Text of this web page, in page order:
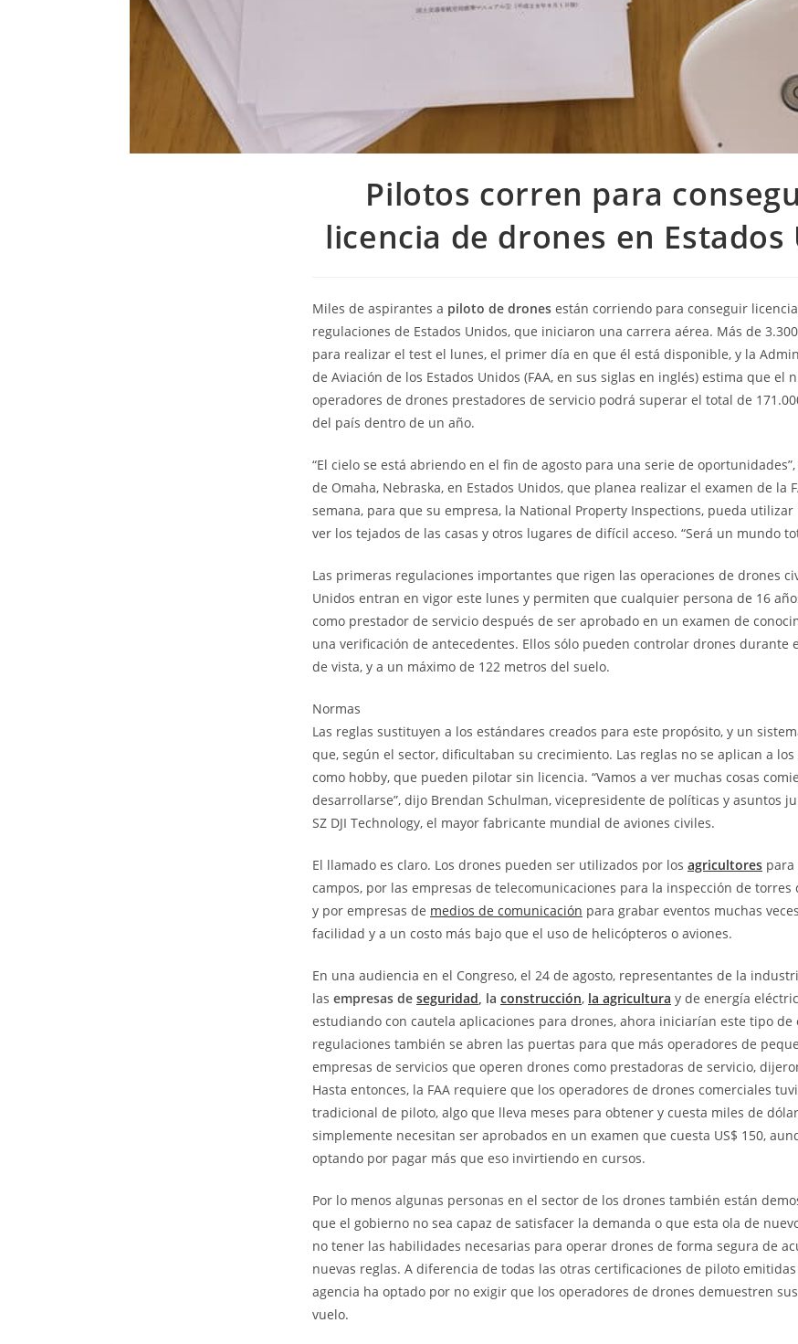
Pilotos corren para
licencia de drones en Estados
Miles de aspirantes a piloto de drones están corriendo para conseguir
regulaciones de Estados Unidos, que iniciaron una carrera aérea. Más de
para realizar el test el lunes, el primer día en que él está disponible, y la
de Aviación de los Estados Unidos (FAA, en sus siglas en inglés) estima que el
operadores de drones prestadores de servicio podrá superar el total de
del país dentro de un año.
“El cielo se está abriendo en el fin de agosto para una serie de
de Omaha, Nebraska, en Estados Unidos, que planea realizar el examen de la
semana, para que su empresa, la National Property Inspections, pueda utilizar
ver los tejados de las casas y otros lugares de difícil acceso. “Será un mundo
Las primeras regulaciones importantes que rigen las operaciones de drones
Unidos entran en vigor este lunes y permiten que cualquier persona de 16
como prestador de servicio después de ser aprobado en un examen de
una verificación de antecedentes. Ellos sólo pueden controlar drones durante
de vista, y a un máximo de 122 metros del suelo.
Normas
Las reglas sustituyen a los estándares creados para este propósito, y un
que, según el sector, dificultaban su crecimiento. Las reglas no se aplican a
como hobby, que pueden pilotar sin licencia. “Vamos a ver muchas cosas
desarrollarse”, dijo Brendan Schulman, vicepresidente de políticas y asuntos
SZ DJI Technology, el mayor fabricante mundial de aviones civiles.
El llamado es claro. Los drones pueden ser utilizados por los agricultores para
campos, por las empresas de telecomunicaciones para la inspección de
y por empresas de medios de comunicación para grabar eventos muchas
facilidad y a un costo más bajo que el uso de helicópteros o aviones.
En una audiencia en el Congreso, el 24 de agosto, representantes de la
las empresas de seguridad, la construcción, la agricultura y de energía
estudiando con cautela aplicaciones para drones, ahora iniciarían este tipo de
regulaciones también se abren las puertas para que más operadores de
empresas de servicios que operen drones como prestadoras de servicio,
Hasta entonces, la FAA requiere que los operadores de drones comerciales
tradicional de piloto, algo que lleva meses para obtener y cuesta miles de
simplemente necesitan ser aprobados en un examen que cuesta US$ 150,
optando por pagar más que eso invirtiendo en cursos.
Por lo menos algunas personas en el sector de los drones también están
que el gobierno no sea capaz de satisfacer la demanda o que esta ola de
no tener las habilidades necesarias para operar drones de forma segura de
nuevas reglas. A diferencia de todas las otras certificaciones de piloto emitidas
agencia ha optado por no exigir que los operadores de drones demuestren
vuelo.